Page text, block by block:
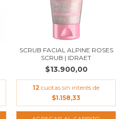
SCRUB FACIAL ALPINE ROSES
SCRUB | IDRAET
$13.900,00
12 cuotas sin interés de
$1.158,33